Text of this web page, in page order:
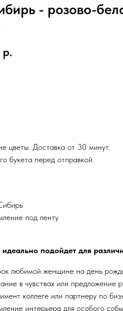
- розово-
р.
цветы. Доставка от 30 минут.
букета перед отправкой.
под ленту
идеально подойдет для
любимой женщине на день
в чувствах или предложение
коллеге или партнеру по
интерьера для особого